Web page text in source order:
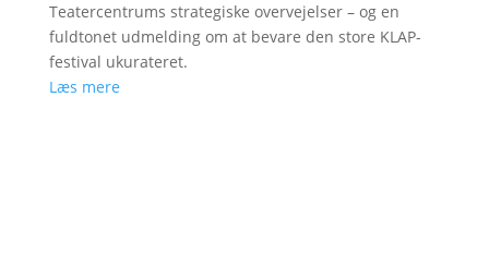
Teatercentrums strategiske overvejelser – og en
fuldtonet udmelding om at bevare den store KLAP-
festival ukurateret.
Læs mere